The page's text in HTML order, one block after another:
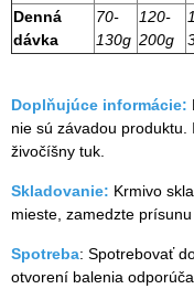
Denná
dávka
70-
130g
120-
200g
Doplňujúce informácie:
nie sú závadou
živočíšny tuk.
Skladovanie: Krmivo
mieste, zamedzte prísunu
Spotreba: Spotrebovať
otvorení balenia